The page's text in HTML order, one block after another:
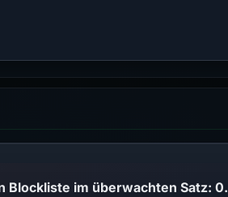
im überwachten Satz: 0.